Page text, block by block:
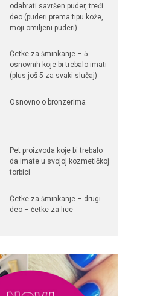
odabrati savršen puder, treći
deo (puderi prema tipu kože,
moji omiljeni puderi)
Četke za šminkanje – 5
osnovnih koje bi trebalo imati
(plus još 5 za svaki slučaj)
Osnovno o bronzerima
Pet proizvoda koje bi trebalo
da imate u svojoj kozmetičkoj
torbici
Četke za šminkanje – drugi
deo – četke za lice